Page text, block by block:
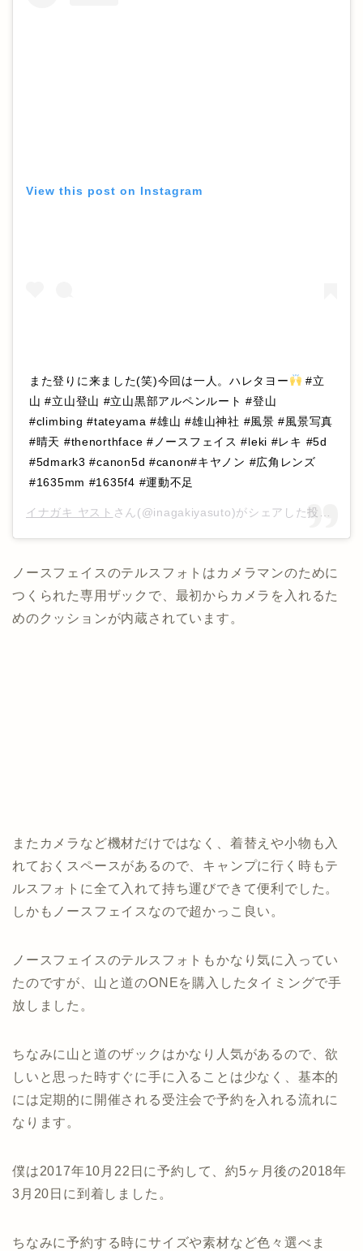
View this post on Instagram
また登りに来ました(笑)今回は一人。ハレタヨー
#立
山 #立山登山 #立山黒部アルペンルート #登山
#climbing #tateyama #雄山 #雄山神社 #風景 #風景写真
#晴天 #thenorthface #ノースフェイス #leki #レキ #5d
#5dmark3 #canon5d #canon#キヤノン #広角レンズ
#1635mm #1635f4 #運動不足
イナガキ ヤスト さん(@inagakiyasuto)がシェアした投稿 –
ノースフェイスのテルスフォトはカメラマンのために
つくられた専用ザックで、最初からカメラを入れるた
めのクッションが内蔵されています。
またカメラなど機材だけではなく、着替えや小物も入
れておくスペースがあるので、キャンプに行く時もテ
ルスフォトに全て入れて持ち運びできて便利でした。
しかもノースフェイスなので超かっこ良い。
ノースフェイスのテルスフォトもかなり気に入ってい
たのですが、山と道のONEを購入したタイミングで手
放しました。
ちなみに山と道のザックはかなり人気があるので、欲
しいと思った時すぐに手に入ることは少なく、基本的
には定期的に開催される受注会で予約を入れる流れに
なります。
僕は2017年10月22日に予約して、約5ヶ月後の2018年
3月20日に到着しました。
ちなみに予約する時にサイズや素材など色々選べま